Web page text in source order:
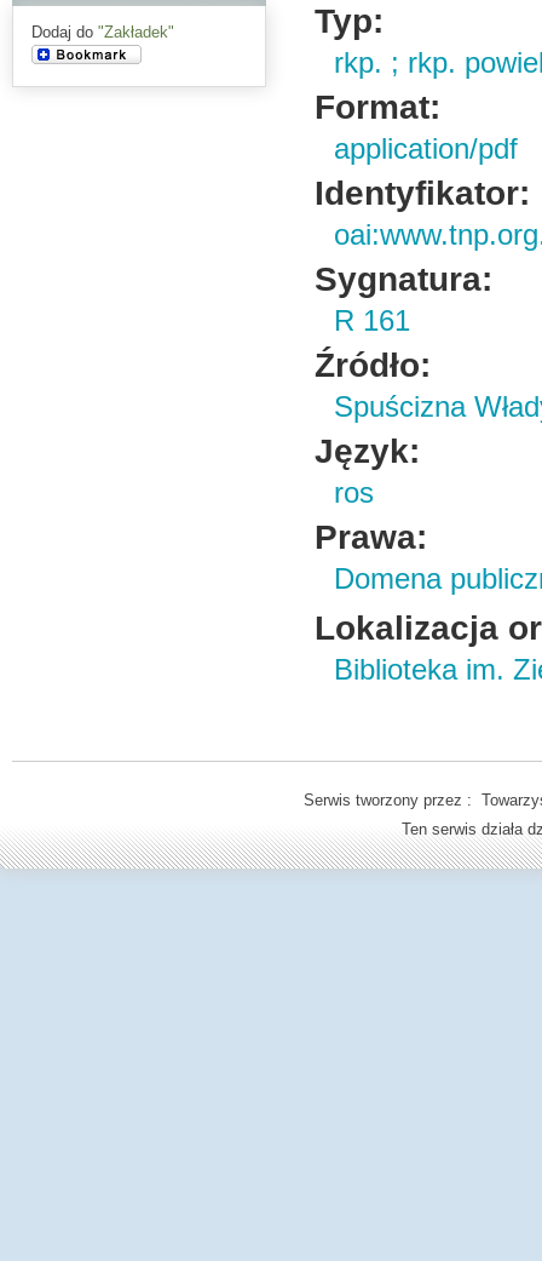
Dodaj do "Zakładek" Typ:
rkp. ; rkp.
Format:
application/pdf
Identyfikator:
Sygnatura:
R 161
Źródło:
Spuścizna
Język:
ros
Prawa:
Domena
Lokalizacja
Biblioteka im.
Serwis tworzony przez :
Ten serwis działa